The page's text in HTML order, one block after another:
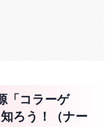
「コラーゲ
ろう！（ナー